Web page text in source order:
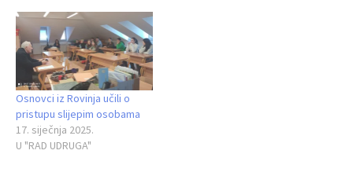
Osnovci iz Rovinja učili o
pristupu slijepim osobama
17. siječnja 2025.
U "RAD UDRUGA"